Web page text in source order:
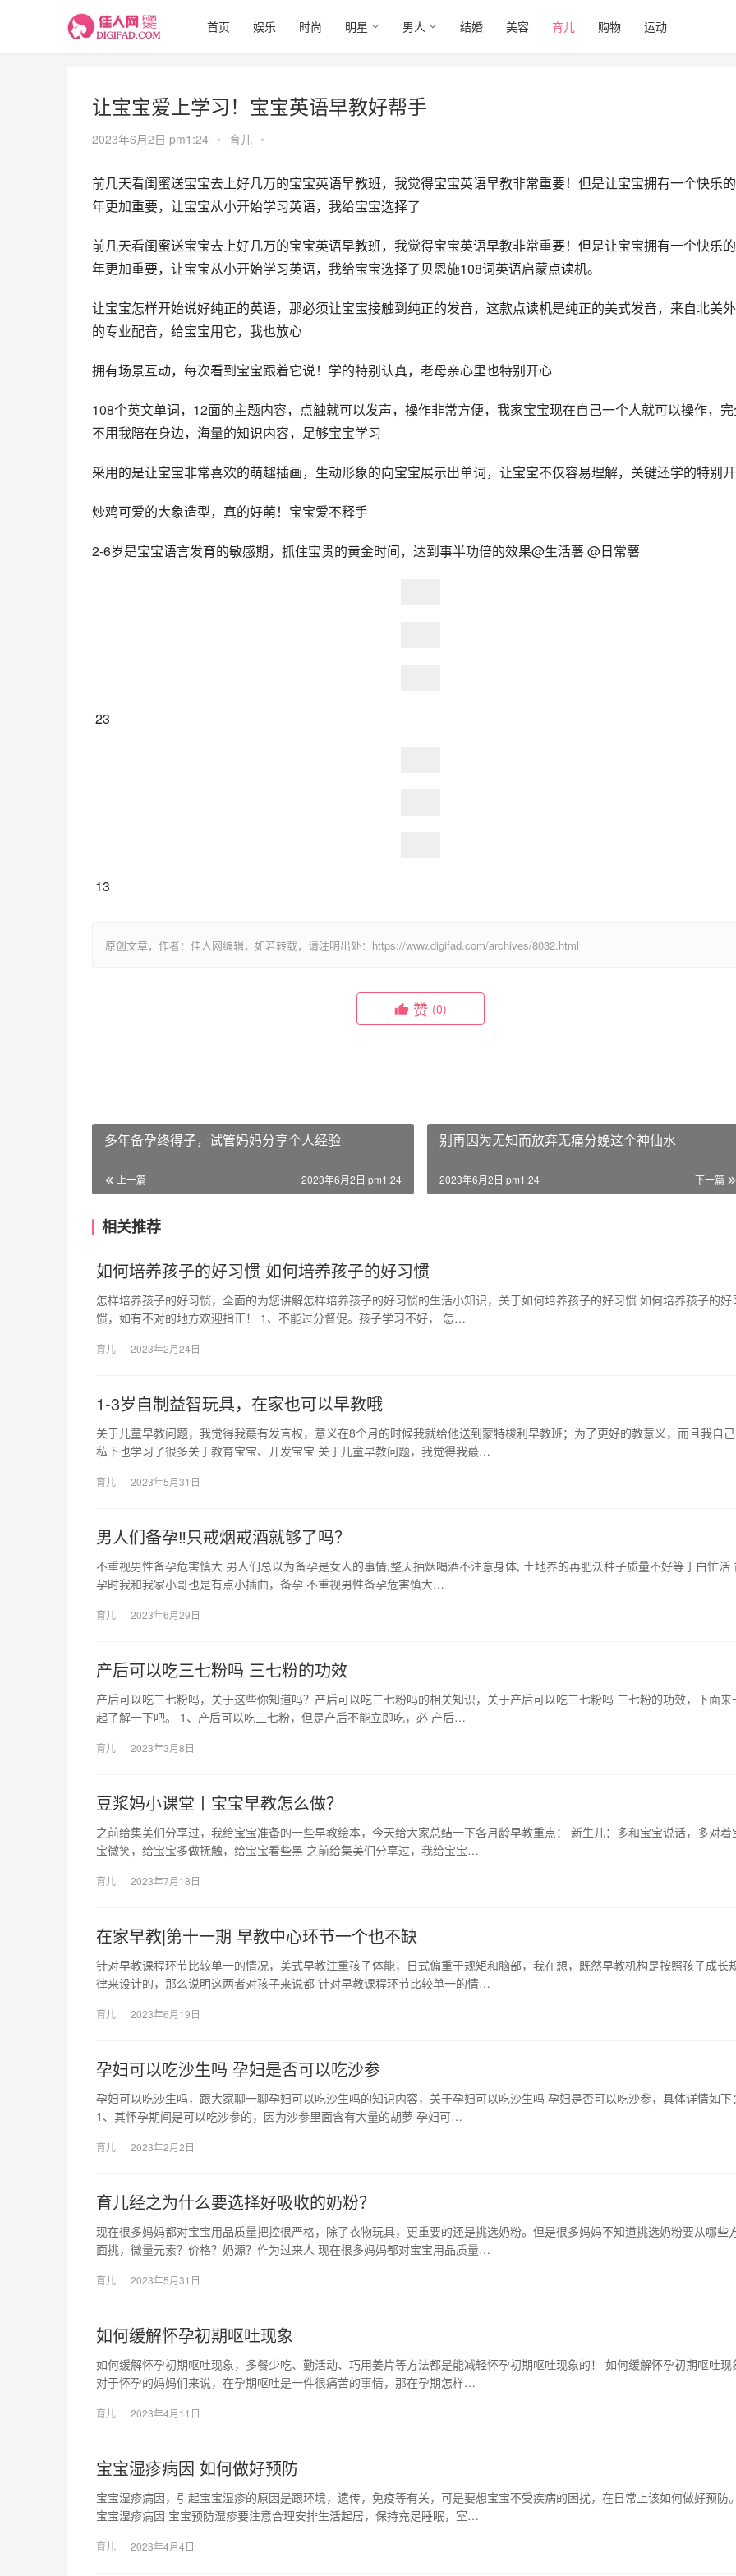
首页 娱乐 时尚 明星 男人 结婚 美容 育儿 购物 运动
让宝宝爱上学习！宝宝英语早教好帮手
2023年6月2日 pm1:24 • 育儿 •
前几天看闺蜜送宝宝去上好几万的宝宝英语早教班，我觉得宝宝英语早教非常重要！但是让宝宝拥有一个快乐
年更加重要，让宝宝从小开始学习英语，我给宝宝选择了
前几天看闺蜜送宝宝去上好几万的宝宝英语早教班，我觉得宝宝英语早教非常重要！但是让宝宝拥有一个快乐
年更加重要，让宝宝从小开始学习英语，我给宝宝选择了贝恩施108词英语启蒙点读机。
让宝宝怎样开始说好纯正的英语，那必须让宝宝接触到纯正的发音，这款点读机是纯正的美式发音，来自北美
的专业配音，给宝宝用它，我也放心
拥有场景互动，每次看到宝宝跟着它说！学的特别认真，老母亲心里也特别开心
108个英文单词，12面的主题内容，点触就可以发声，操作非常方便，我家宝宝现在自己一个人就可以操作，
不用我陪在身边，海量的知识内容，足够宝宝学习
采用的是让宝宝非常喜欢的萌趣插画，生动形象的向宝宝展示出单词，让宝宝不仅容易理解，关键还学的特别
炒鸡可爱的大象造型，真的好萌！宝宝爱不释手
2-6岁是宝宝语言发育的敏感期，抓住宝贵的黄金时间，达到事半功倍的效果@生活薯 @日常薯
23
13
原创文章，作者：佳人网编辑，如若转载，请注明出处：https://www.digifad.com/archives/8032.html
赞 (0)
多年备孕终得子，试管妈妈分享个人经验
上一篇 2023年6月2日 pm1:24
别再因为无知而放弃无痛分娩这个神仙水
下一篇
2023年6月2日 pm1:24
相关推荐
如何培养孩子的好习惯 如何培养孩子的好习惯
怎样培养孩子的好习惯，全面的为您讲解怎样培养孩子的好习惯的生活小知识，关于如何培养孩子的好习惯 如何培养孩子的好
惯，如有不对的地方欢迎指正！ 1、不能过分督促。孩子学习不好， 怎…
育儿 2023年2月24日
1-3岁自制益智玩具，在家也可以早教哦
关于儿童早教问题，我觉得我蕞有发言权，意义在8个月的时候我就给他送到蒙特梭利早教班；为了更好的教意义，而且我自己
私下也学习了很多关于教育宝宝、开发宝宝 关于儿童早教问题，我觉得我蕞…
育儿 2023年5月31日
男人们备孕‼只戒烟戒酒就够了吗？
不重视男性备孕危害慎大 男人们总以为备孕是女人的事情,整天抽烟喝酒不注意身体, 土地养的再肥沃种子质量不好等于白忙活
孕时我和我家小哥也是有点小插曲，备孕 不重视男性备孕危害慎大…
育儿 2023年6月29日
产后可以吃三七粉吗 三七粉的功效
产后可以吃三七粉吗，关于这些你知道吗？产后可以吃三七粉吗的相关知识，关于产后可以吃三七粉吗 三七粉的功效，下面来
起了解一下吧。 1、产后可以吃三七粉，但是产后不能立即吃，必 产后…
育儿 2023年3月8日
豆浆妈小课堂丨宝宝早教怎么做？
之前给集美们分享过，我给宝宝准备的一些早教绘本，今天给大家总结一下各月龄早教重点： 新生儿：多和宝宝说话，多对着
宝微笑，给宝宝多做抚触，给宝宝看些黑 之前给集美们分享过，我给宝宝…
育儿 2023年7月18日
在家早教|第十一期 早教中心环节一个也不缺
针对早教课程环节比较单一的情况，美式早教注重孩子体能，日式偏重于规矩和脑部，我在想，既然早教机构是按照孩子成长
律来设计的，那么说明这两者对孩子来说都 针对早教课程环节比较单一的情…
育儿 2023年6月19日
孕妇可以吃沙生吗 孕妇是否可以吃沙参
孕妇可以吃沙生吗，跟大家聊一聊孕妇可以吃沙生吗的知识内容，关于孕妇可以吃沙生吗 孕妇是否可以吃沙参，具体详情如下
1、其怀孕期间是可以吃沙参的，因为沙参里面含有大量的胡萝 孕妇可…
育儿 2023年2月2日
育儿经之为什么要选择好吸收的奶粉？
现在很多妈妈都对宝宝用品质量把控很严格，除了衣物玩具，更重要的还是挑选奶粉。但是很多妈妈不知道挑选奶粉要从哪些
面挑，微量元素？价格？奶源？作为过来人 现在很多妈妈都对宝宝用品质量…
育儿 2023年5月31日
如何缓解怀孕初期呕吐现象
如何缓解怀孕初期呕吐现象，多餐少吃、勤活动、巧用姜片等方法都是能减轻怀孕初期呕吐现象的！ 如何缓解怀孕初期呕吐现
对于怀孕的妈妈们来说，在孕期呕吐是一件很痛苦的事情，那在孕期怎样…
育儿 2023年4月11日
宝宝湿疹病因 如何做好预防
宝宝湿疹病因，引起宝宝湿疹的原因是跟环境，遗传，免疫等有关，可是要想宝宝不受疾病的困扰，在日常上该如何做好预防
宝宝湿疹病因 宝宝预防湿疹要注意合理安排生活起居，保持充足睡眠，室…
育儿 2023年4月4日